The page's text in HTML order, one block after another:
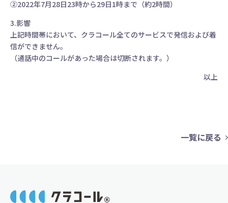
②2022年7月28日23時から29日1時まで（約2時間）
3.影響
上記時間帯において、クラコール全てのサービスで発信および着
信ができません。
（通話中のコールがあった場合は切断されます。）
以上
一覧に戻る